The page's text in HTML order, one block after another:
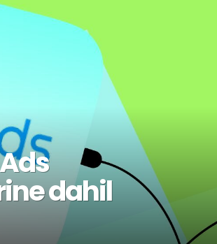
dahil